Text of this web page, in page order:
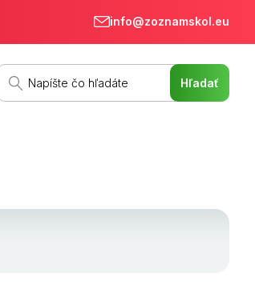
info@zoznamskol.eu